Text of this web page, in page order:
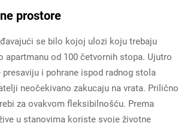
prostore
se bilo kojoj ulozi koju trebaju
od 100 četvornih stopa. Ujutro
i pohrane ispod radnog stola
neočekivano zakucaju na vrata. Prilično
za ovakvom fleksibilnošću. Prema
u stanovima koriste svoje životne